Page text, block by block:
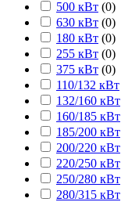
500 кВт (0)
630 кВт (0)
180 кВт (0)
255 кВт (0)
375 кВт (0)
110/132 кВт
132/160 кВт
160/185 кВт
185/200 кВт
200/220 кВт
220/250 кВт
250/280 кВт
280/315 кВт